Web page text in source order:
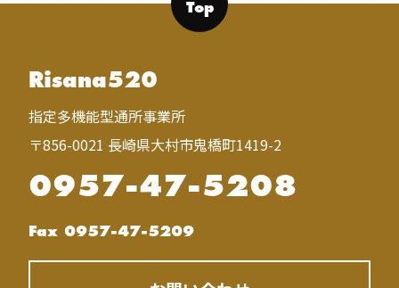
Top
Risana520
指定多機能型通所事業所
〒856-0021 長崎県大村市鬼橋町1419-2
0957-47-5208
Fax 0957-47-5209